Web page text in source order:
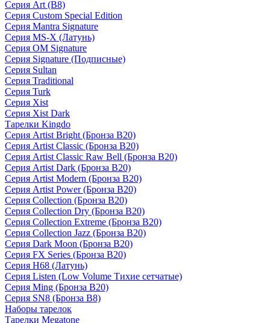
Серия Art (B8)
Серия Custom Special Edition
Серия Mantra Signature
Серия MS-X (Латунь)
Серия OM Signature
Серия Signature (Подписные)
Серия Sultan
Серия Traditional
Серия Turk
Серия Xist
Серия Xist Dark
Тарелки Kingdo
Серия Artist Bright (Бронза B20)
Серия Artist Classic (Бронза B20)
Серия Artist Classic Raw Bell (Бронза B20)
Серия Artist Dark (Бронза B20)
Серия Artist Modern (Бронза B20)
Серия Artist Power (Бронза B20)
Серия Collection (Бронза B20)
Серия Collection Dry (Бронза B20)
Серия Collection Extreme (Бронза B20)
Серия Collection Jazz (Бронза B20)
Серия Dark Moon (Бронза B20)
Серия FX Series (Бронза B20)
Серия H68 (Латунь)
Серия Listen (Low Volume Тихие сетчатые)
Серия Ming (Бронза B20)
Серия SN8 (Бронза B8)
Наборы тарелок
Тарелки Megatone